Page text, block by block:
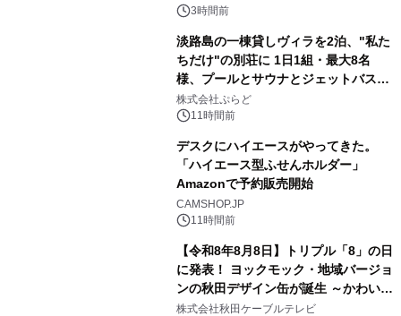
3時間前
淡路島の一棟貸しヴィラを2泊、"私た
ちだけ"の別荘に 1日1組・最大8名
様、プールとサウナとジェットバス付
きで Villa Mon Temps AWAJIの連泊
素泊りプラン
株式会社ぷらど
11時間前
デスクにハイエースがやってきた。
「ハイエース型ふせんホルダー」
Amazonで予約販売開始
CAMSHOP.JP
11時間前
【令和8年8月8日】トリプル「8」の日
に発表！ ヨックモック・地域バージョ
ンの秋田デザイン缶が誕生 ～かわいい
秋田犬の子犬と秋田の四季と名所を巡
株式会社秋田ケーブルテレビ